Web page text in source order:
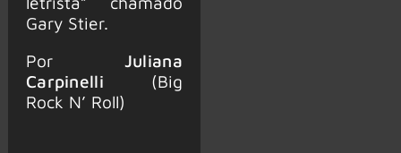
Gary Stier.
Por Juliana
Carpinelli (Big
Rock N’ Roll)